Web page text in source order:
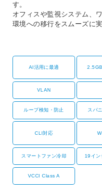
す。
オフィスや監視システム、
環境への移行をスムーズに実
AI活用に最適
VLAN
ループ検知・防止 スパ
CLI対応
スマートファン冷却 19イン
VCCI Class A